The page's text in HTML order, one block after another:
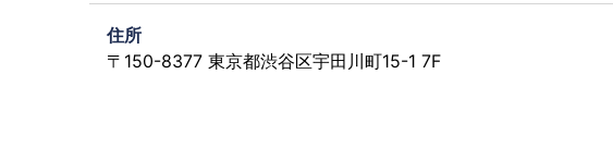
住所
〒150-8377 東京都渋谷区宇田川町15-1 7F